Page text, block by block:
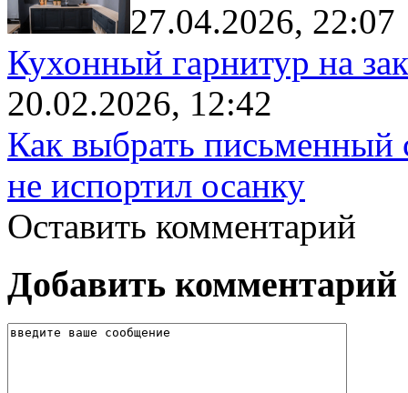
27.04.2026, 22:07
Кухонный гарнитур на
20.02.2026, 12:42
Как выбрать письменный
не испортил осанку
Оставить комментарий
Добавить комментарий